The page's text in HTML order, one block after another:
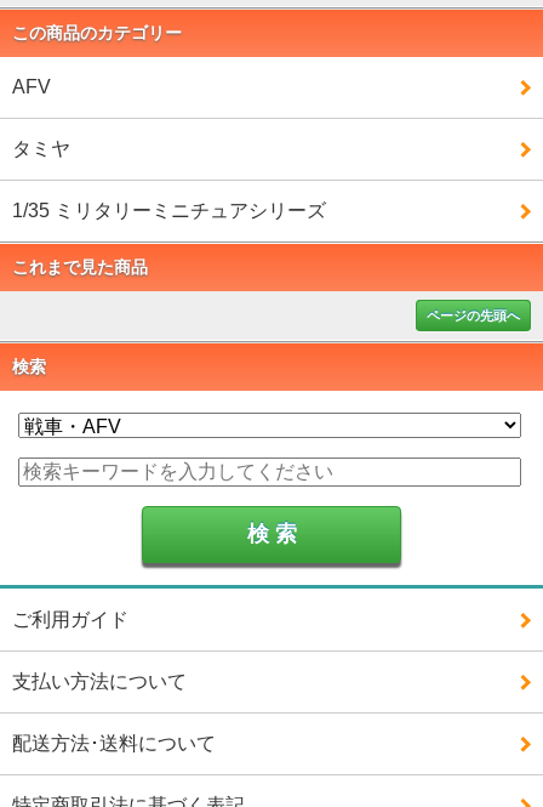
この商品のカテゴリー
AFV
タミヤ
1/35 ミリタリーミニチュアシリーズ
これまで見た商品
ページの先頭へ
検索
ご利用ガイド
支払い方法について
配送方法･送料について